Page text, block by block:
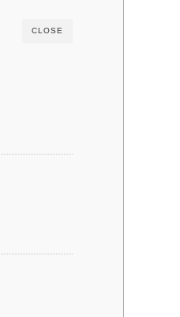
CLOSE